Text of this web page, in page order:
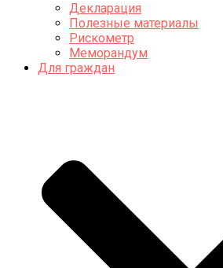
Декларация
Полезные материалы
Рискометр
Меморандум
Для граждан